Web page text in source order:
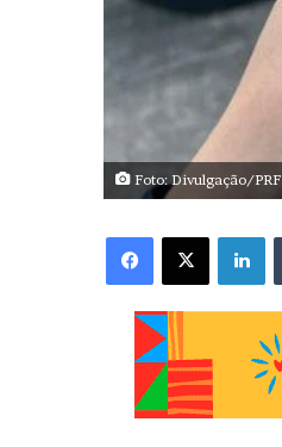
Foto: Divulgação/PRF
Facebook X Linkedin